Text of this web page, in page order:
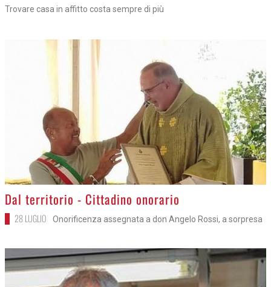
Trovare casa in affitto costa sempre di più
>
Dal territorio - Cittadino onorario
28 LUGLIO Onorificenza assegnata a don Angelo Rossi, a sorpresa